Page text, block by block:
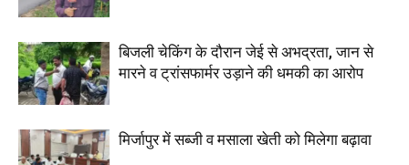
बिजली चेकिंग के दौरान जेई से अभद्रता, जान से
मारने व ट्रांसफार्मर उड़ाने की धमकी का आरोप
मिर्जापुर में सब्जी व मसाला खेती को मिलेगा बढ़ावा